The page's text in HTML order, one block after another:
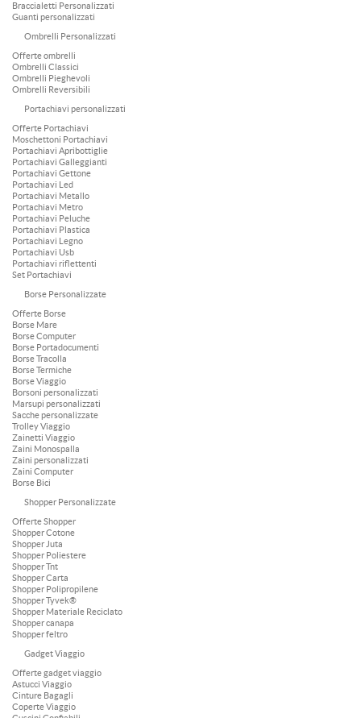
Braccialetti Personalizzati
Guanti personalizzati
Ombrelli Personalizzati
Offerte ombrelli
Ombrelli Classici
Ombrelli Pieghevoli
Ombrelli Reversibili
Portachiavi personalizzati
Offerte Portachiavi
Moschettoni Portachiavi
Portachiavi Apribottiglie
Portachiavi Galleggianti
Portachiavi Gettone
Portachiavi Led
Portachiavi Metallo
Portachiavi Metro
Portachiavi Peluche
Portachiavi Plastica
Portachiavi Legno
Portachiavi Usb
Portachiavi riflettenti
Set Portachiavi
Borse Personalizzate
Offerte Borse
Borse Mare
Borse Computer
Borse Portadocumenti
Borse Tracolla
Borse Termiche
Borse Viaggio
Borsoni personalizzati
Marsupi personalizzati
Sacche personalizzate
Trolley Viaggio
Zainetti Viaggio
Zaini Monospalla
Zaini personalizzati
Zaini Computer
Borse Bici
Shopper Personalizzate
Offerte Shopper
Shopper Cotone
Shopper Juta
Shopper Poliestere
Shopper Tnt
Shopper Carta
Shopper Polipropilene
Shopper Tyvek®
Shopper Materiale Reciclato
Shopper canapa
Shopper feltro
Gadget Viaggio
Offerte gadget viaggio
Astucci Viaggio
Cinture Bagagli
Coperte Viaggio